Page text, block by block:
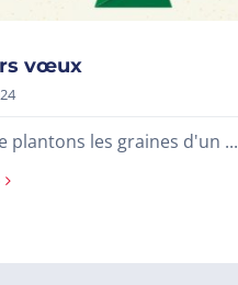
vœux
plantons les graines d'un ...